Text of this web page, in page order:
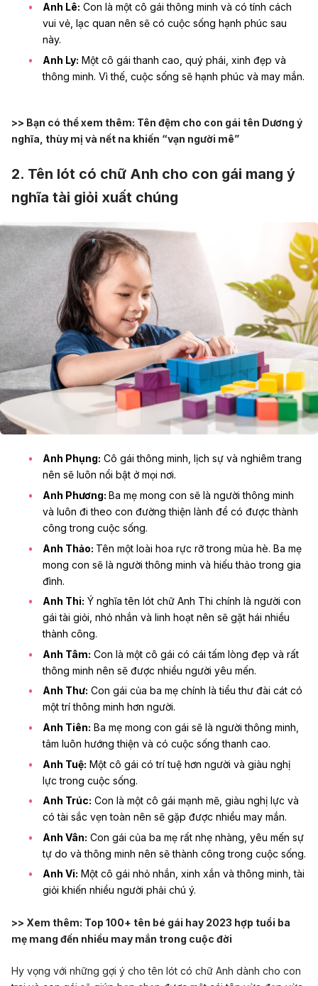
Anh Lê: Con là một cô gái thông minh và có tính cách
vui vẻ, lạc quan nên sẽ có cuộc sống hạnh phúc sau
này.
Anh Ly: Một cô gái thanh cao, quý phái, xinh đẹp và
thông minh. Vì thế, cuộc sống sẽ hạnh phúc và may mắn.
>> Bạn có thể xem thêm: Tên đệm cho con gái tên Dương ý
nghĩa, thùy mị và nết na khiến “vạn người mê”
2. Tên lót có chữ Anh cho con gái mang ý
nghĩa tài giỏi xuất chúng
Anh Phụng: Cô gái thông minh, lịch sự và nghiêm trang
nên sẽ luôn nổi bật ở mọi nơi.
Anh Phương: Ba mẹ mong con sẽ là người thông minh
và luôn đi theo con đường thiện lành để có được thành
công trong cuộc sống.
Anh Thảo: Tên một loài hoa rực rỡ trong mùa hè. Ba mẹ
mong con sẽ là người thông minh và hiếu thảo trong gia
đình.
Anh Thi: Ý nghĩa tên lót chữ Anh Thi chính là người con
gái tài giỏi, nhỏ nhắn và linh hoạt nên sẽ gặt hái nhiều
thành công.
Anh Tâm: Con là một cô gái có cái tấm lòng đẹp và rất
thông minh nên sẽ được nhiều người yêu mến.
Anh Thư: Con gái của ba mẹ chính là tiểu thư đài cát có
một trí thông minh hơn người.
Anh Tiên: Ba mẹ mong con gái sẽ là người thông minh,
tâm luôn hướng thiện và có cuộc sống thanh cao.
Anh Tuệ: Một cô gái có trí tuệ hơn người và giàu nghị
lực trong cuộc sống.
Anh Trúc: Con là một cô gái mạnh mẽ, giàu nghị lực và
có tài sắc vẹn toàn nên sẽ gặp được nhiều may mắn.
Anh Vân: Con gái của ba mẹ rất nhẹ nhàng, yêu mến sự
tự do và thông minh nên sẽ thành công trong cuộc sống.
Anh Vi: Một cô gái nhỏ nhắn, xinh xắn và thông minh, tài
giỏi khiến nhiều người phải chú ý.
>> Xem thêm: Top 100+ tên bé gái hay 2023 hợp tuổi ba
mẹ mang đến nhiều may mắn trong cuộc đời
Hy vọng với những gợi ý cho tên lót có chữ Anh dành cho con